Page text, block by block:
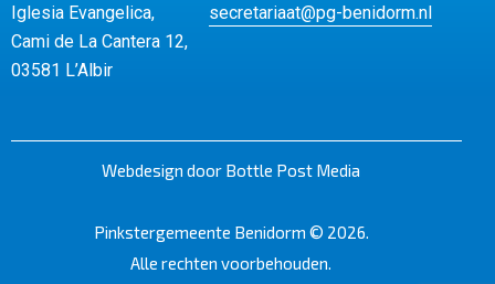
Iglesia Evangelica,
Cami de La Cantera 12,
03581 L’Albir
secretariaat@pg-benidorm.nl
Webdesign door Bottle Post Media
Pinkstergemeente Benidorm © 2026.
Alle rechten voorbehouden.